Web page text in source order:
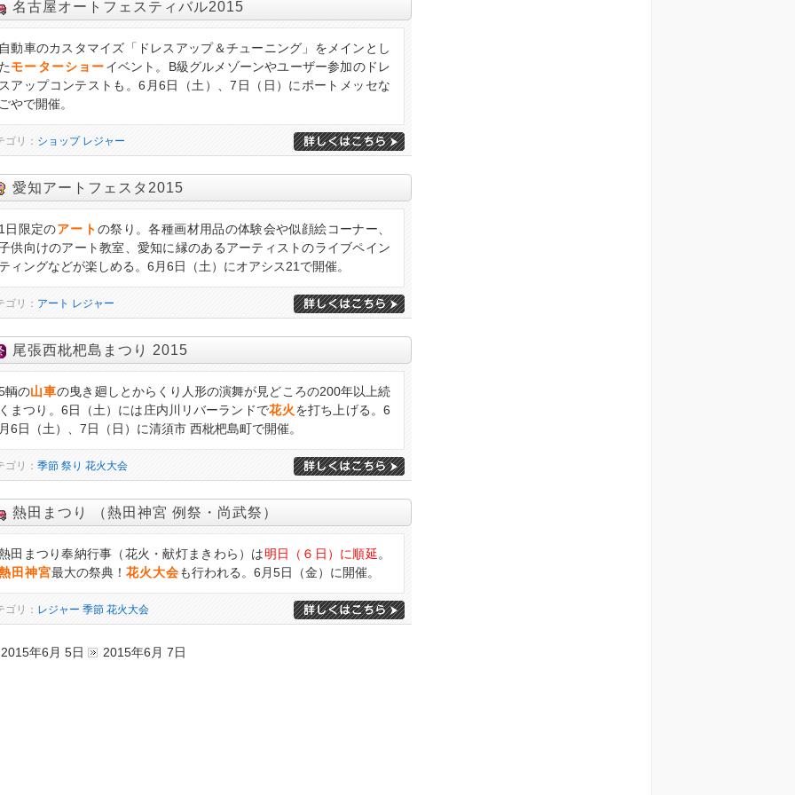
名古屋オートフェスティバル2015
動車のカスタマイズ「ドレスアップ＆チューニング」をメインとし
モーターショーイベント。B級グルメゾーンやユーザー参加のドレ
アップコンテストも。6月6日（土）、7日（日）にポートメッセな
やで開催。
ゴリ： ショップ レジャー
愛知アートフェスタ2015
日限定のアートの祭り。各種画材用品の体験会や似顔絵コーナー、
供向けのアート教室、愛知に縁のあるアーティストのライブペイン
ィングなどが楽しめる。6月6日（土）にオアシス21で開催。
ゴリ： アート レジャー
尾張西枇杷島まつり 2015
輌の山車の曳き廻しとからくり人形の演舞が見どころの200年以上続
まつり。6日（土）には庄内川リバーランドで花火を打ち上げる。6
6日（土）、7日（日）に清須市 西枇杷島町で開催。
ゴリ： 季節 祭り 花火大会
熱田まつり （熱田神宮 例祭・尚武祭）
田まつり奉納行事（花火・献灯まきわら）は明日（６日）に順延。
田神宮最大の祭典！ 花火大会も行われる。6月5日（金）に開催。
ゴリ： レジャー 季節 花火大会
2015年6月 5日 2015年6月 7日